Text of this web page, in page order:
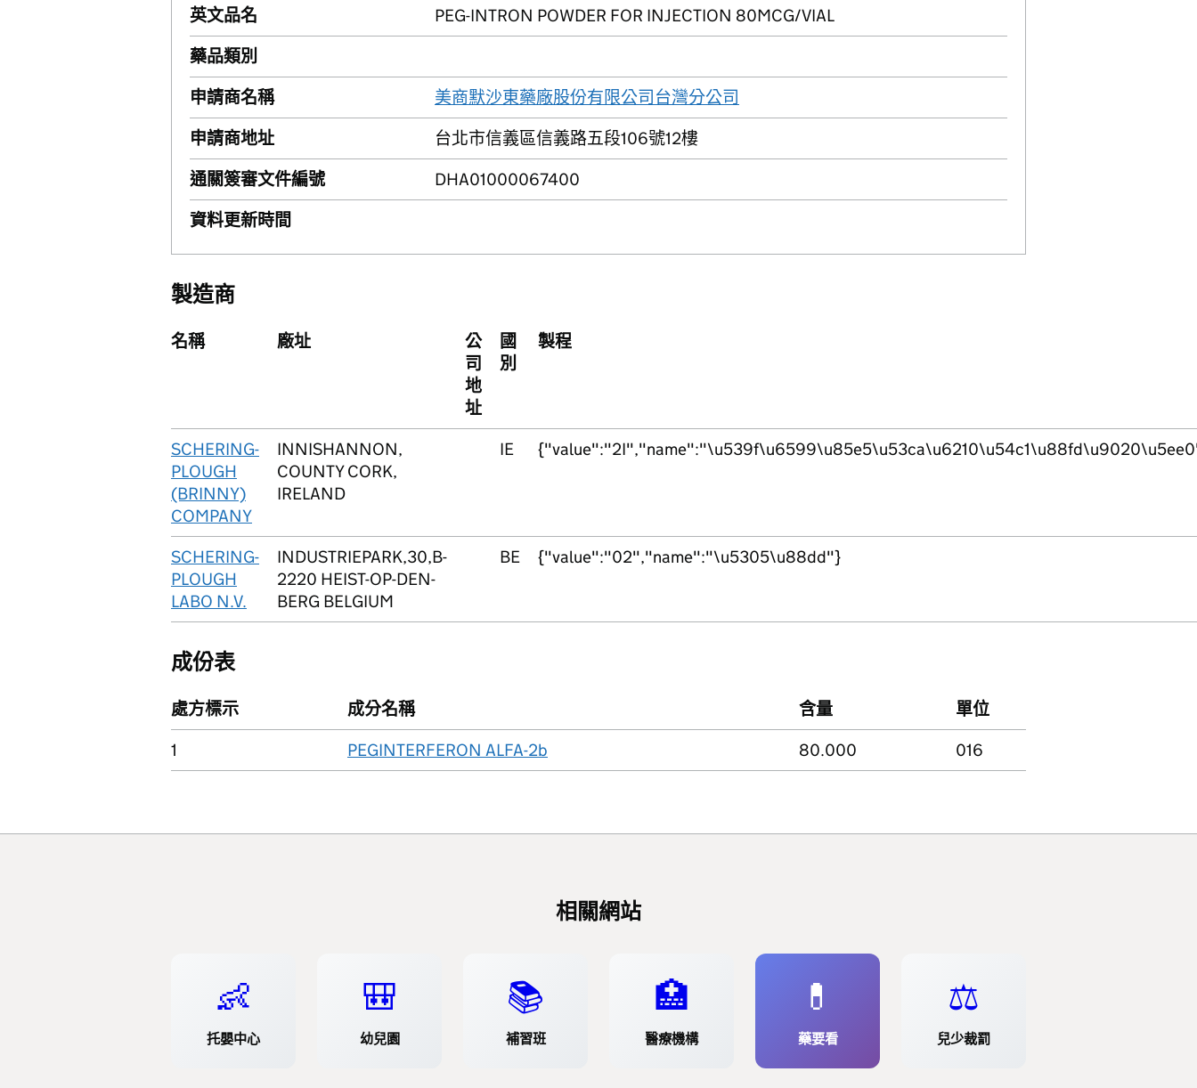
英文品名
PEG-INTRON POWDER FOR INJECTION 80MCG/VIAL
藥品類別
申請商名稱
美商默沙東藥廠股份有限公司台灣分公司
申請商地址
台北市信義區信義路五段106號12樓
通關簽審文件編號
DHA01000067400
資料更新時間
製造商
名稱 廠址
公
司
地
址
國
別
製程
SCHERING-
PLOUGH
(BRINNY)
COMPANY
INNISHANNON,
COUNTY CORK,
IRELAND
IE
SCHERING-
PLOUGH
LABO N.V.
INDUSTRIEPARK,30,B-
2220 HEIST-OP-DEN-
BERG BELGIUM
BE {"value":"02","name":"\u5305\u88dd"}
成份表
處方標示 成分名稱 含量
單位
1
PEGINTERFERON ALFA-2b 80.000 016
相關網站
👶
托嬰中心
🎒
幼兒園
📚
補習班
🏥
醫療機構
💊
藥要看
⚖️
兒少裁罰